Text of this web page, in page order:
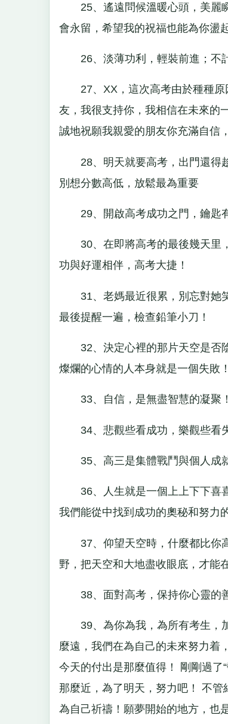
25、遙遠問候溫暖心頭，美麗瞬
會永留，希望我的祝福也能為你盪
26、淡薄功利，輕裝前進；不計
27、XX，這次高考由於種種原
友，我很支持你，我相信在未來的
誠地祝願我親愛的朋友你充滿自信
28、明天就要高考，出門還得趁
別想分數高低，放鬆最為重要
29、開啟高考成功之門，鑰匙有
30、在即將高考的最後幾天里，
功與好運相伴，高考大捷！
31、老媽最近很累，別忘對她笑
最後提醒一遍，檢查鉛筆小刀！
32、決定心裡的那片天空是否陰
燦爛的心情的人本身就是一個失敗！
33、自信，是無盡智慧的凝聚！
34、悲觀些看成功，樂觀些看失
35、高三是集體戰鬥與個人成就
36、人生就是一個上上下下喜喜
我們能從中找到成功的奧秘和努力
37、仰望天空時，什麼都比你高
野，把天空和大地盡收眼底，才能
38、面對高考，保持你心靈的善
39、為你為我，為所有考生，加
麼遠，我們在為自己的未來努力着
今天的付出是那麼值得！ 剛剛過了
那麼近，為了明天，努力吧！ 不
為自己祈禱！願夢開始的地方，也